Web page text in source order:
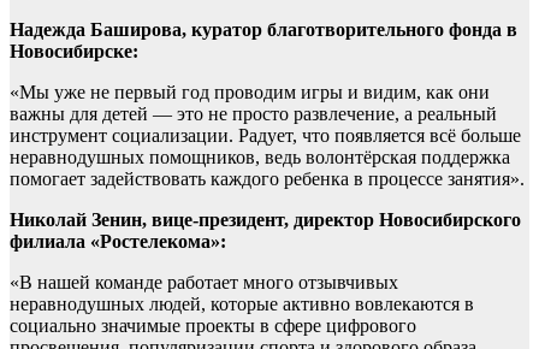
Надежда Баширова, куратор благотворительного фонда в
Новосибирске:
«Мы уже не первый год проводим игры и видим, как они
важны для детей — это не просто развлечение, а реальный
инструмент социализации. Радует, что появляется всё больше
неравнодушных помощников, ведь волонтёрская поддержка
помогает задействовать каждого ребенка в процессе занятия».
Николай Зенин, вице-президент, директор Новосибирского
филиала «Ростелекома»:
«В нашей команде работает много отзывчивых
неравнодушных людей, которые активно вовлекаются в
социально значимые проекты в сфере цифрового